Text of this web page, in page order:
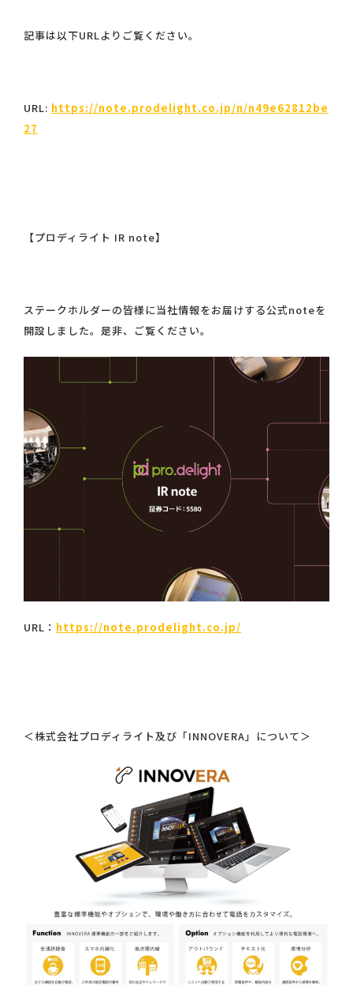
記事は以下URLよりご覧ください。
URL: https://note.prodelight.co.jp/n/n49e62812be
27
【プロディライト IR note】
ステークホルダーの皆様に当社情報をお届けする公式noteを
開設しました。是非、ご覧ください。
URL： https://note.prodelight.co.jp/
＜株式会社プロディライト及び「INNOVERA」について＞